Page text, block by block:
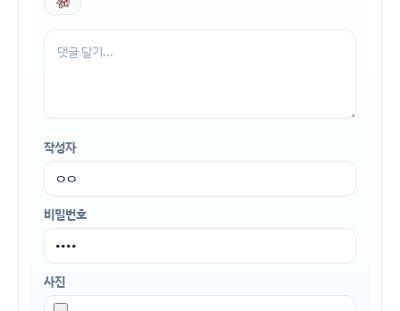
작성자
비밀번호
사진